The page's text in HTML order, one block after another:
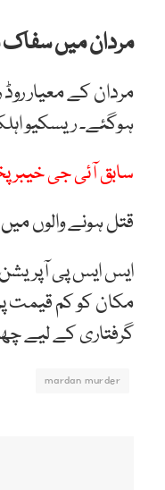
مردان میں سفاک
مردان کے معیار
ہوگئے۔ ریسکیو
سابق آئی جی خیبر
قتل ہونے والوں میں 43 سالہ شاہین زوجہ رحیم گل، 22 سالہ عثمان، 25 سالہ نعمان اور 20 سالہ عرفان شامل ہیں۔
ایس ایس پی آپریشن
مکان کو کم قیمت
گرفتاری کے لیے
mardan murder